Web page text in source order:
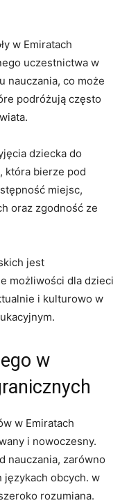
w Emiratach
uczestnictwa w
nauczania, ⁤co może
podróżują często
dziecka do
która bierze pod
miejsc,
oraz zgodność ze
jest
możliwości dla dzieci
i‌ kulturowo w
w
w Emiratach⁣
⁢i nowoczesny.
nauczania, zarówno⁤
językach obcych. w
rozumiana.